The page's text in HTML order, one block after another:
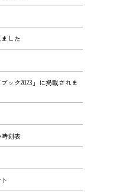
した
ック2023」に掲載されま
刻表